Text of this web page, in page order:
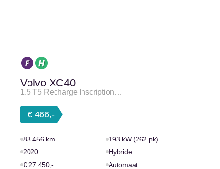
Volvo XC40
1.5 T5 Recharge Inscription…
€ 466,-
83.456 km
193 kW (262 pk)
2020
Hybride
€ 27.450,-
Automaat